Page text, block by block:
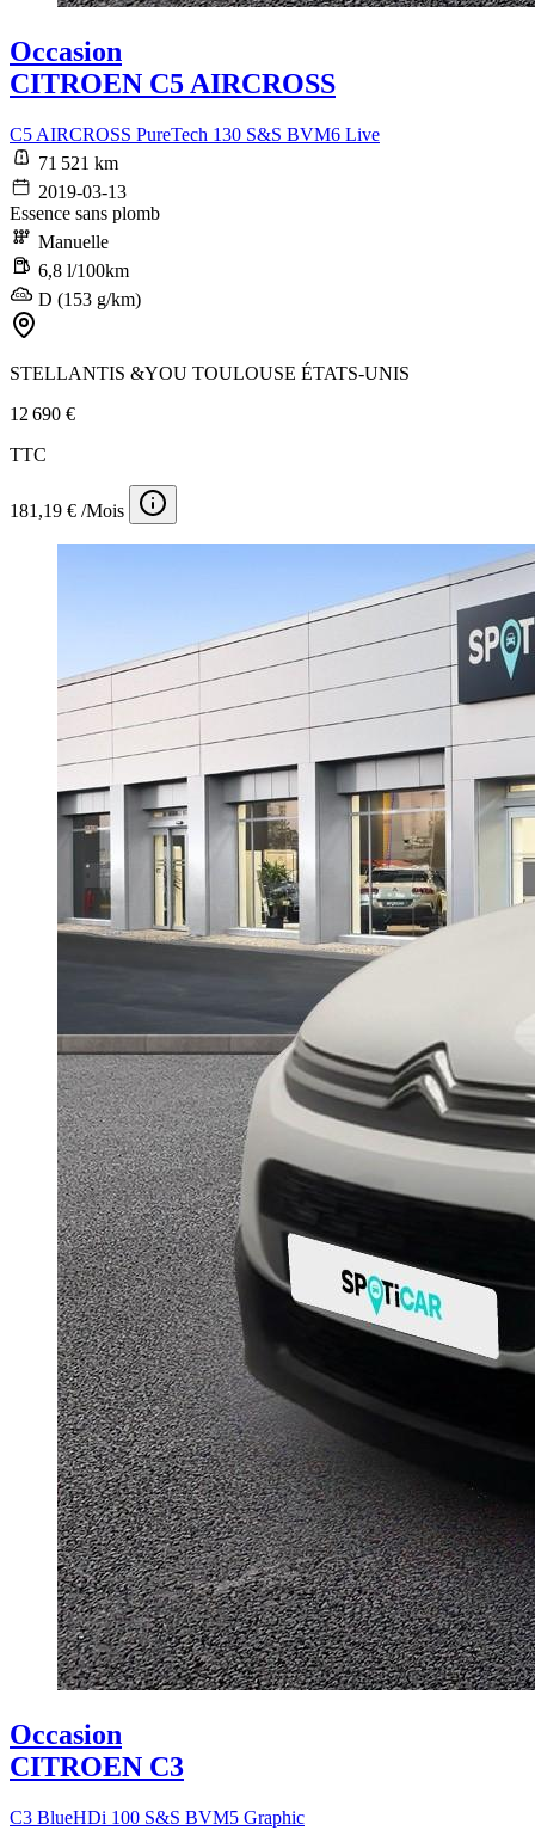
Occasion
CITROEN C5 AIRCROSS
C5 AIRCROSS PureTech 130 S&S BVM6 Live
71 521 km
2019-03-13
Essence sans plomb
Manuelle
6,8 l/100km
D (153 g/km)
STELLANTIS &YOU TOULOUSE ÉTATS-UNIS
12 690 €
TTC
181,19 € /Mois
Occasion
CITROEN C3
C3 BlueHDi 100 S&S BVM5 Graphic